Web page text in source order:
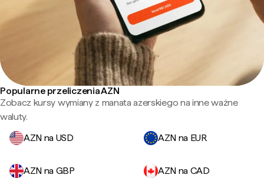
Popularne przeliczenia AZN
Zobacz kursy wymiany z manata azerskiego na inne ważne
waluty.
AZN na USD
AZN na EUR
AZN na GBP AZN na CAD